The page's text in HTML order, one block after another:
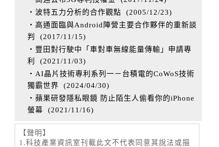
‧波特五力分析的合作觀點 (2005/12/23)
‧高通面臨與Android陣營主要合作夥伴的重新談
判
(2017/11/15)
‧豐田對行駛中「車對車無線能量傳輸」申請專
利
(2021/11/03)
‧AI晶片技術專利系列一－台積電的CoWoS技術
獨霸世界 (2024/04/30)
‧蘋果研發隱私眼鏡 防止陌生人偷看你的iPhone
螢幕 (2021/11/16)
【聲明】
1.科技產業資訊室刊載此文不代表同意其說法或描